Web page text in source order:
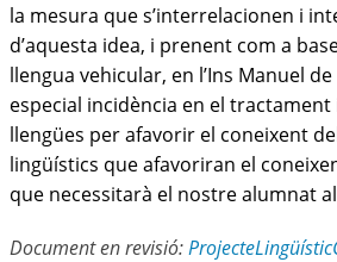
la mesura que s’interrelacionen i
d’aquesta idea, i prenent com a
llengua vehicular, en l’Ins Manuel
especial incidència en el
llengües per afavorir el coneixent
lingüístics que afavoriran el
que necessitarà el nostre alumnat
Document en revisió: